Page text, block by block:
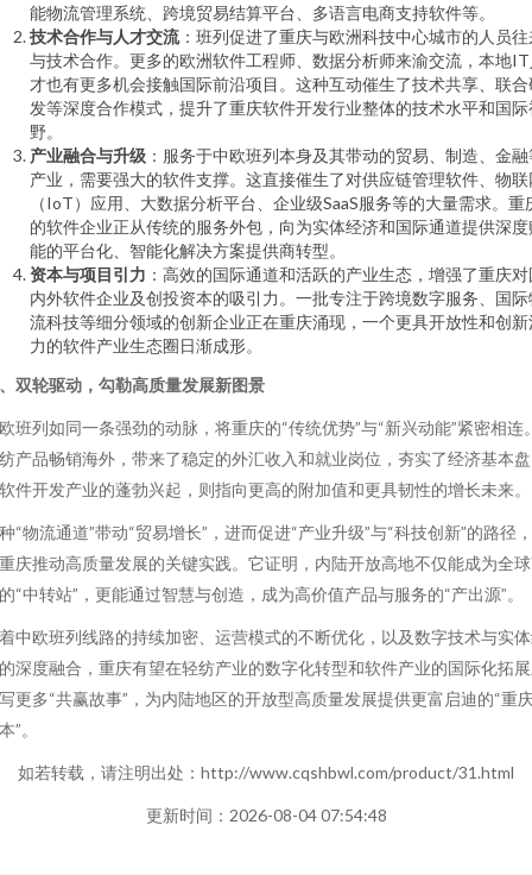
能物流管理系统、跨境贸易结算平台、多语言电商支持软件等。
技术合作与人才交流：班列促进了重庆与欧洲科技中心城市的人员往
与技术合作。更多的欧洲软件工程师、数据分析师来渝交流，本地
才也有更多机会接触国际前沿项目。这种互动催生了技术共享、联合
发等深度合作模式，提升了重庆软件开发行业整体的技术水平和国际
野。
产业融合与升级 ：服务于中欧班列本身及其带动的贸易、制造、金融
产业，需要强大的软件支撑。这直接催生了对供应链管理软件、物联
（IoT）应用、大数据分析平台、企业级SaaS服务等的大量需求。重
的软件企业正从传统的服务外包，向为实体经济和国际通道提供深度
能的平台化、智能化解决方案提供商转型。
资本与项目引力 ：高效的国际通道和活跃的产业生态，增强了重庆对
内外软件企业及创投资本的吸引力。一批专注于跨境数字服务、国际
流科技等细分领域的创新企业正在重庆涌现，一个更具开放性和创新
力的软件产业生态圈日渐成形。
双轮驱动，勾勒高质量发展新图景
班列如同一条强劲的动脉，将重庆的“传统优势”与“新兴动能”紧密相连
产品畅销海外，带来了稳定的外汇收入和就业岗位，夯实了经济基本
件开发产业的蓬勃兴起，则指向更高的附加值和更具韧性的增长未来。
“物流通道”带动“贸易增长”，进而促进“产业升级”与“科技创新”的路径
庆推动高质量发展的关键实践。它证明，内陆开放高地不仅能成为全
“中转站”，更能通过智慧与创造，成为高价值产品与服务的“产出源”。
中欧班列线路的持续加密、运营模式的不断优化，以及数字技术与实
深度融合，重庆有望在轻纺产业的数字化转型和软件产业的国际化拓
更多“共赢故事”，为内陆地区的开放型高质量发展提供更富启迪的“重
”。
如若转载，请注明出处：http://www.cqshbwl.com/product/31.html
更新时间：2026-08-04 07:54:48